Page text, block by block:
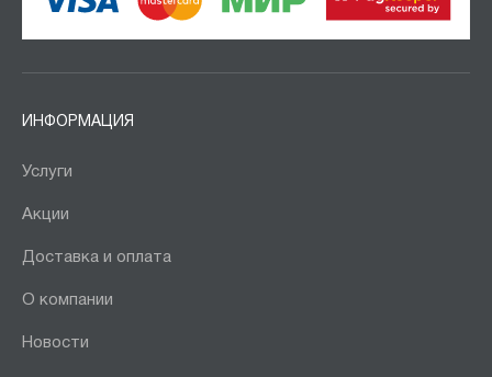
ИНФОРМАЦИЯ
Услуги
Акции
Доставка и оплата
О компании
Новости